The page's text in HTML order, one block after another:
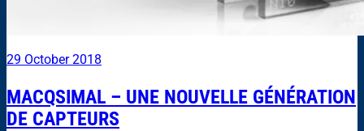
29 October 2018
MACQSIMAL – UNE NOUVELLE GÉNÉRATION
DE CAPTEURS